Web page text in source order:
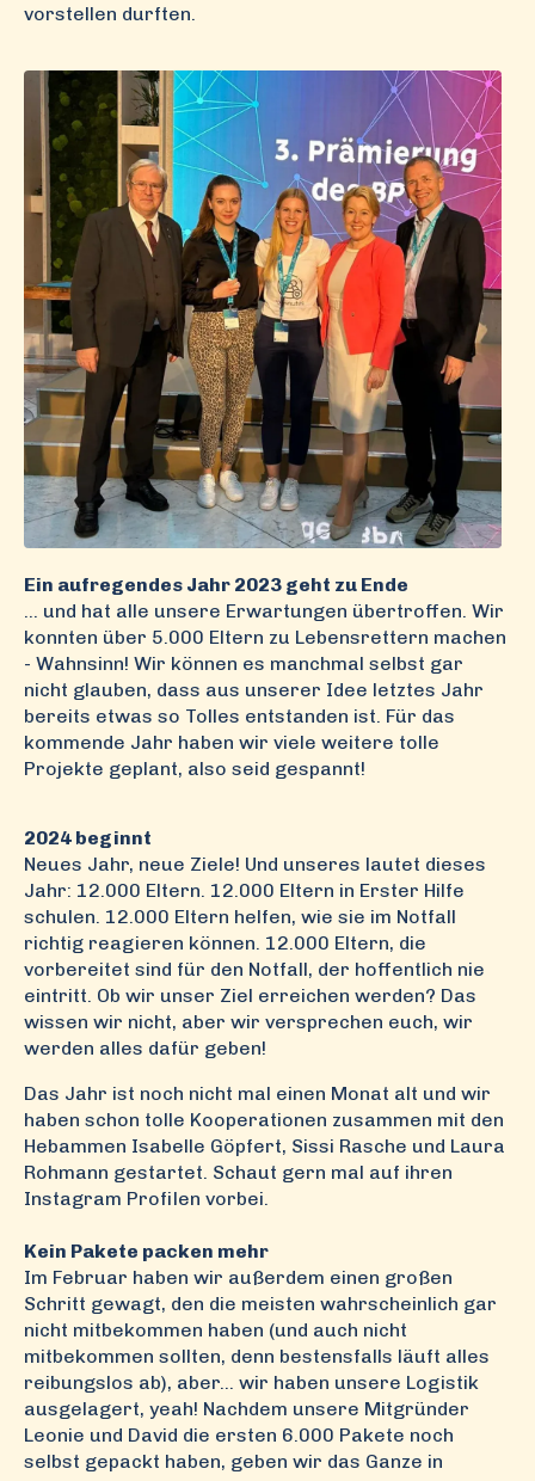
vorstellen durften.
Ein aufregendes Jahr 2023 geht zu Ende
... und hat alle unsere Erwartungen übertroffen. Wir
konnten über 5.000 Eltern zu Lebensrettern machen
- Wahnsinn! Wir können es manchmal selbst gar
nicht glauben, dass aus unserer Idee letztes Jahr
bereits etwas so Tolles entstanden ist. Für das
kommende Jahr haben wir viele weitere tolle
Projekte geplant, also seid gespannt!
2024 beginnt
Neues Jahr, neue Ziele! Und unseres lautet dieses
Jahr: 12.000 Eltern. 12.000 Eltern in Erster Hilfe
schulen. 12.000 Eltern helfen, wie sie im Notfall
richtig reagieren können. 12.000 Eltern, die
vorbereitet sind für den Notfall, der hoffentlich nie
eintritt. Ob wir unser Ziel erreichen werden? Das
wissen wir nicht, aber wir versprechen euch, wir
werden alles dafür geben!
Das Jahr ist noch nicht mal einen Monat alt und wir
haben schon tolle Kooperationen zusammen mit den
Hebammen Isabelle Göpfert, Sissi Rasche und Laura
Rohmann gestartet. Schaut gern mal auf ihren
Instagram Profilen vorbei.
Kein Pakete packen mehr
Im Februar haben wir außerdem einen großen
Schritt gewagt, den die meisten wahrscheinlich gar
nicht mitbekommen haben (und auch nicht
mitbekommen sollten, denn bestensfalls läuft alles
reibungslos ab), aber... wir haben unsere Logistik
ausgelagert, yeah! Nachdem unsere Mitgründer
Leonie und David die ersten 6.000 Pakete noch
selbst gepackt haben, geben wir das Ganze in